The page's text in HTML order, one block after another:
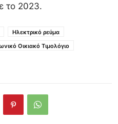
το 2023.
Ηλεκτρικό ρεύμα
Οικιακό Τιμολόγιο